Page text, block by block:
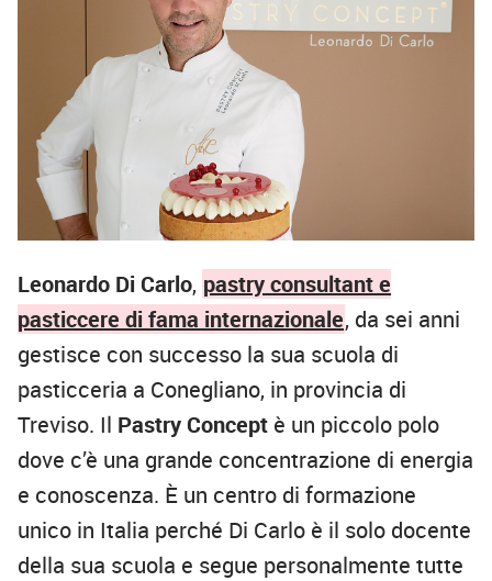
Leonardo Di Carlo, pastry consultant e
pasticcere di fama internazionale, da sei anni
gestisce con successo la sua scuola di
pasticceria a Conegliano, in provincia di
Treviso. Il Pastry Concept è un piccolo polo
dove c’è una grande concentrazione di energia
e conoscenza. È un centro di formazione
unico in Italia perché Di Carlo è il solo docente
della sua scuola e segue personalmente tutte